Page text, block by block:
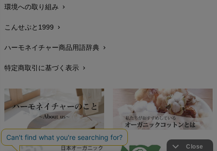
生地・素材chevron_right
お手入れについて
レビューを書こうchevron_right
返品交換chevron_right
FAXでのご注文
お問い合わせchevron_right
環境への取り組み chevron_right
こんせぷと1999 chevron_right
ハーモネイチャー商品用語辞典 chevron_right
特定商取引に基づく表示 chevron_right